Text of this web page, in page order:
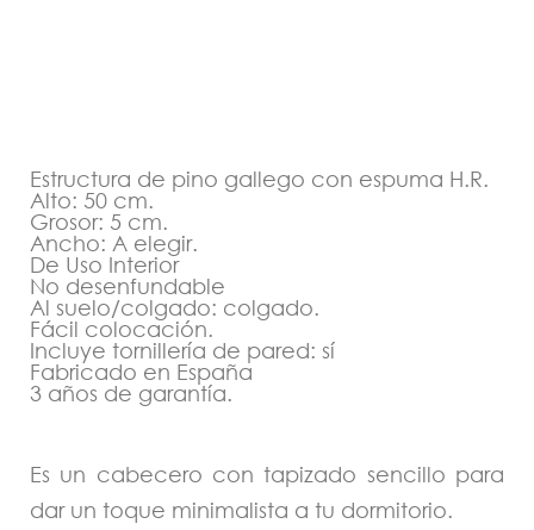
Estructura de pino gallego con espuma H.R.
Alto: 50 cm.
Grosor: 5 cm.
Ancho: A elegir.
De Uso Interior
No desenfundable
Al suelo/colgado: colgado.
Fácil colocación.
Incluye tornillería de pared: sí
Fabricado en España
3 años de garantía.
Es un cabecero con tapizado sencillo para
dar un toque minimalista a tu dormitorio.